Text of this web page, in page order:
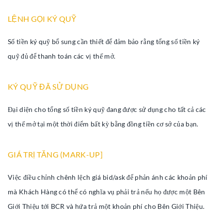
LỆNH GỌI KÝ QUỸ
Số tiền ký quỹ bổ sung cần thiết để đảm bảo rằng tổng số tiền ký
quỹ đủ để thanh toán các vị thế mở.
KÝ QUỸ ĐÃ SỬ DỤNG
Đại diện cho tổng số tiền ký quỹ đang được sử dụng cho tất cả các
vị thế mở tại một thời điểm bất kỳ bằng đồng tiền cơ sở của bạn.
GIÁ TRỊ TĂNG (MARK-UP]
Việc điều chỉnh chênh lệch giá bid/ask để phản ánh các khoản phí
mà Khách Hàng có thể có nghĩa vụ phải trả nếu họ được một Bên
Giới Thiệu tới BCR và hứa trả một khoản phí cho Bên Giới Thiệu.